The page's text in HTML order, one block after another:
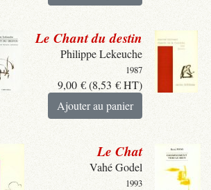
Le Chant du destin
Philippe Lekeuche
1987
9,00€(8,53€HT)
Ajouter au panier
Le Chat
Vahé Godel
1993